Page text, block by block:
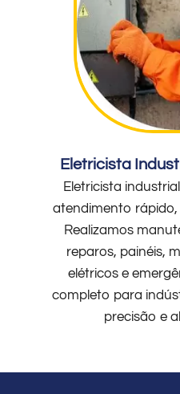
Eletricista
Eletricista
atendimento
Realizamos
reparos, painéis,
elétricos e
completo para
precisão e